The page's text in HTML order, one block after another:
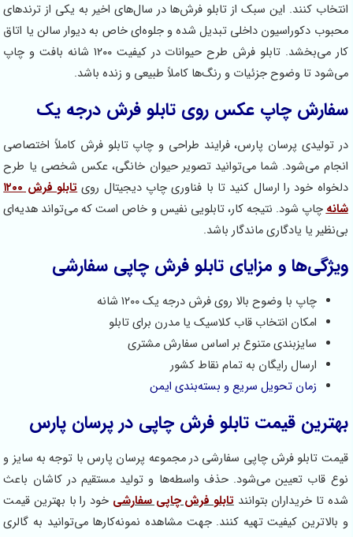
کنند. این سبک از تابلو فرش‌ها در سال‌های اخیر به یکی از ترندهای
دکوراسیون داخلی تبدیل شده و جلوه‌ای خاص به دیوار سالن یا اتاق
کار می‌بخشد. تابلو فرش طرح حیوانات در کیفیت ۱۲۰۰ شانه بافت و چاپ
تا وضوح جزئیات و رنگ‌ها کاملاً طبیعی و زنده باشد.
چاپ عکس روی تابلو فرش درجه یک
تولیدی پرسان پارس، فرایند طراحی و چاپ تابلو فرش کاملاً اختصاصی
می‌شود. شما می‌توانید تصویر حیوان خانگی، عکس شخصی یا طرح
خود را ارسال کنید تا با فناوری چاپ دیجیتال روی
تابلو فرش ۱۲۰۰
چاپ شود. نتیجه کار، تابلویی نفیس و خاص است که می‌تواند هدیه‌ای
یا یادگاری ماندگار باشد.
و مزایای تابلو فرش چاپی سفارشی
چاپ با وضوح بالا روی فرش درجه یک ۱۲۰۰ شانه
امکان انتخاب قاب کلاسیک یا مدرن برای تابلو
سایزبندی متنوع بر اساس سفارش مشتری
ارسال رایگان به تمام نقاط کشور
زمان تحویل سریع و بسته‌بندی ایمن
قیمت تابلو فرش چاپی در پرسان پارس
تابلو فرش چاپی سفارشی در مجموعه پرسان پارس با توجه به سایز و
قاب تعیین می‌شود. حذف واسطه‌ها و تولید مستقیم در کاشان باعث
تا خریداران بتوانندتابلو فرش چاپی سفارشیخود را با بهترین قیمت
بالاترین کیفیت تهیه کنند. جهت مشاهده نمونه‌کارها می‌توانید به گالری